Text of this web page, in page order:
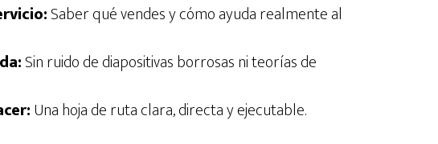
Saber qué vendes y cómo ayuda realmente al
Sin ruido de diapositivas borrosas ni teorías de
Una hoja de ruta clara, directa y ejecutable.